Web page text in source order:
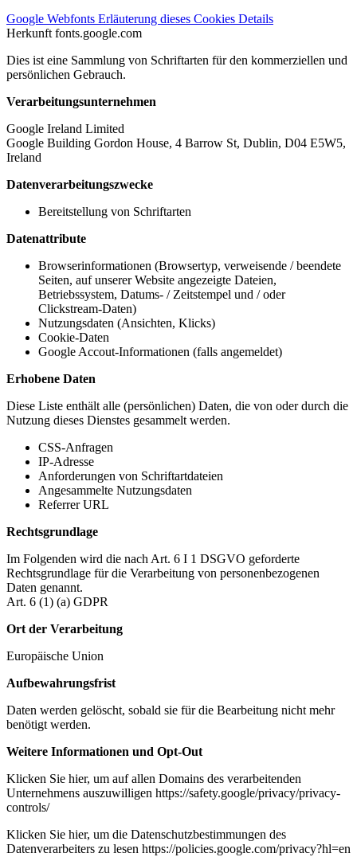
Google Webfonts Erläuterung dieses Cookies Details
Herkunft fonts.google.com
Dies ist eine Sammlung von Schriftarten für den kommerziellen und
persönlichen Gebrauch.
Verarbeitungsunternehmen
Google Ireland Limited
Google Building Gordon House, 4 Barrow St, Dublin, D04 E5W5,
Ireland
Datenverarbeitungszwecke
Bereitstellung von Schriftarten
Datenattribute
Browserinformationen (Browsertyp, verweisende / beendete
Seiten, auf unserer Website angezeigte Dateien,
Betriebssystem, Datums- / Zeitstempel und / oder
Clickstream-Daten)
Nutzungsdaten (Ansichten, Klicks)
Cookie-Daten
Google Accout-Informationen (falls angemeldet)
Erhobene Daten
Diese Liste enthält alle (persönlichen) Daten, die von oder durch die
Nutzung dieses Dienstes gesammelt werden.
CSS-Anfragen
IP-Adresse
Anforderungen von Schriftartdateien
Angesammelte Nutzungsdaten
Referrer URL
Rechtsgrundlage
Im Folgenden wird die nach Art. 6 I 1 DSGVO geforderte
Rechtsgrundlage für die Verarbeitung von personenbezogenen
Daten genannt.
Art. 6 (1) (a) GDPR
Ort der Verarbeitung
Europäische Union
Aufbewahrungsfrist
Daten werden gelöscht, sobald sie für die Bearbeitung nicht mehr
benötigt werden.
Weitere Informationen und Opt-Out
Klicken Sie hier, um auf allen Domains des verarbeitenden
Unternehmens auszuwilligen https://safety.google/privacy/privacy-
controls/
Klicken Sie hier, um die Datenschutzbestimmungen des
Datenverarbeiters zu lesen https://policies.google.com/privacy?hl=en